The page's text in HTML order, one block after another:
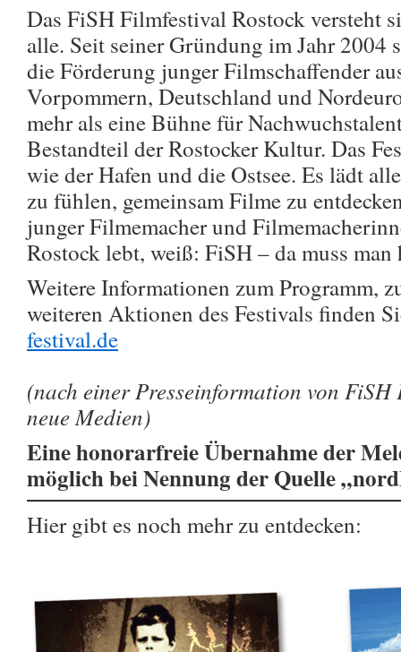
Das FiSH Filmfestival Rostock versteht
alle. Seit seiner Gründung im Jahr 2004
die Förderung junger Filmschaffender
Vorpommern, Deutschland und
mehr als eine Bühne für
Bestandteil der Rostocker Kultur. Das
wie der Hafen und die Ostsee. Es lädt
zu fühlen, gemeinsam Filme zu
junger Filmemacher und
Rostock lebt, weiß: FiSH – da muss man
Weitere Informationen zum Programm,
weiteren Aktionen des Festivals finden
festival.de
(nach einer Presseinformation von
neue Medien)
Eine honorarfreie Übernahme der
möglich bei Nennung der Quelle
Hier gibt es noch mehr zu entdecken: